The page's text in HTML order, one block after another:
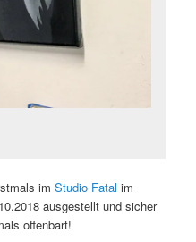
imStudio Fatal im
ausgestellt und sicher
offenbart!